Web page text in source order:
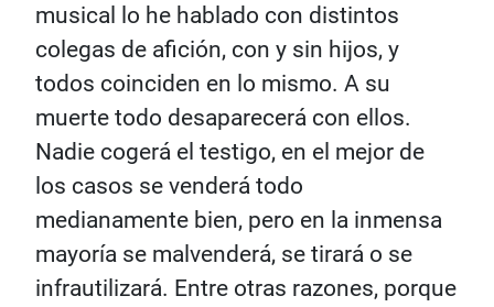
musical lo he hablado con distintos
colegas de afición, con y sin hijos, y
todos coinciden en lo mismo. A su
muerte todo desaparecerá con ellos.
Nadie cogerá el testigo, en el mejor de
los casos se venderá todo
medianamente bien, pero en la inmensa
mayoría se malvenderá, se tirará o se
infrautilizará. Entre otras razones, porque